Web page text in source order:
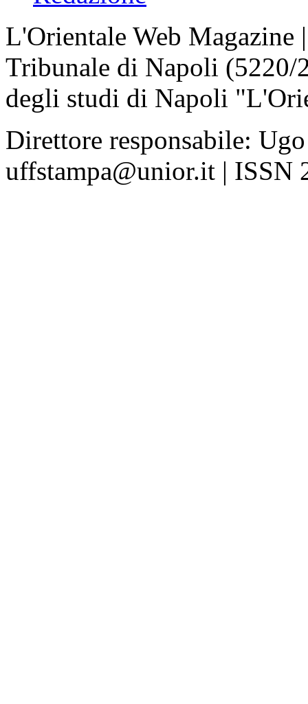
L'Orientale Web Magazine
Tribunale di Napoli
degli studi di Napoli
Direttore responsabile:
uffstampa@unior.it | ISSN